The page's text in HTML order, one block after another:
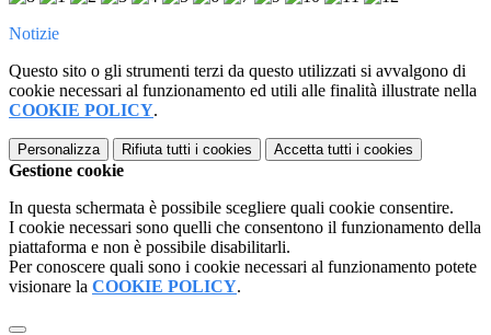
Notizie
Questo sito o gli strumenti terzi da questo utilizzati si avvalgono di
cookie necessari al funzionamento ed utili alle finalità illustrate nella
COOKIE POLICY.
Personalizza Rifiuta tutti i cookies Accetta tutti i cookies
Gestione cookie
In questa schermata è possibile scegliere quali cookie consentire.
I cookie necessari sono quelli che consentono il funzionamento della
piattaforma e non è possibile disabilitarli.
Per conoscere quali sono i cookie necessari al funzionamento potete
visionare la COOKIE POLICY.